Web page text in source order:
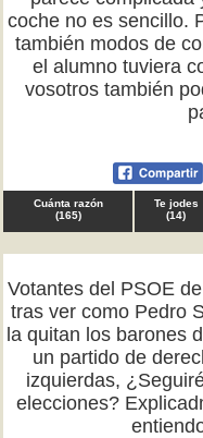
coche no es sencillo.
también modos de
el alumno tuviera
vosotros también
Cuánta razón
(165)
Te jodes
(14)
Votantes del PSOE
tras ver como Pedro
la quitan los barones
un partido de
izquierdas,
elecciones?